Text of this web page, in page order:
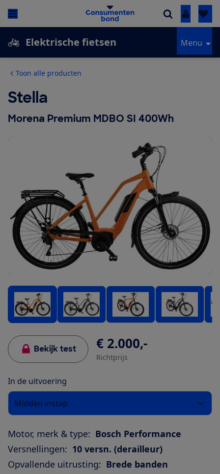
Inloggen
Elektrische fietsen Menu
Toon alle producten
Stella
Morena Premium MDBO SI 400Wh
Bekijk test € 2.000,-
Richtprijs
In de uitvoering
Midden instap
Motor, merk & type: Bosch Performance
Versnellingen: 10 versn. (derailleur)
Opvallende uitrusting: Brede banden